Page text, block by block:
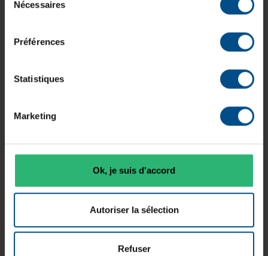
Nécessaires
Préférences
Statistiques
Marketing
Ok, je suis d'accord
Autoriser la sélection
Refuser
stables. Équipé d’un processeur Intel Core i7 de
9e génération, de 16 Go de mémoire vive et d’un
stockage SSD rapide de 500 Go, il permet de
bureautique avancée et des traitements de
données. Son châssis tour offre également une
postes de travail fixes.
Typologie
Processeur
i7‑9700K
Mémoire